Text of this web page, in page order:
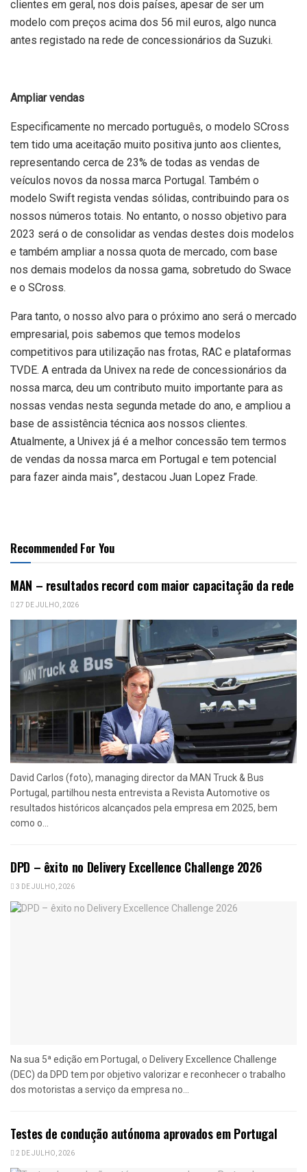
clientes em geral, nos dois países, apesar de ser um
modelo com preços acima dos 56 mil euros, algo nunca
antes registado na rede de concessionários da Suzuki.
Ampliar vendas
Especificamente no mercado português, o modelo SCross
tem tido uma aceitação muito positiva junto aos clientes,
representando cerca de 23% de todas as vendas de
veículos novos da nossa marca Portugal. Também o
modelo Swift regista vendas sólidas, contribuindo para os
nossos números totais. No entanto, o nosso objetivo para
2023 será o de consolidar as vendas destes dois modelos
e também ampliar a nossa quota de mercado, com base
nos demais modelos da nossa gama, sobretudo do Swace
e o SCross.
Para tanto, o nosso alvo para o próximo ano será o mercado
empresarial, pois sabemos que temos modelos
competitivos para utilização nas frotas, RAC e plataformas
TVDE. A entrada da Univex na rede de concessionários da
nossa marca, deu um contributo muito importante para as
nossas vendas nesta segunda metade do ano, e ampliou a
base de assistência técnica aos nossos clientes.
Atualmente, a Univex já é a melhor concessão tem termos
de vendas da nossa marca em Portugal e tem potencial
para fazer ainda mais”, destacou Juan Lopez Frade.
Recommended For You
MAN – resultados record com maior capacitação da rede
27 DE JULHO, 2026
David Carlos (foto), managing director da MAN Truck & Bus
Portugal, partilhou nesta entrevista a Revista Automotive os
resultados históricos alcançados pela empresa em 2025, bem
como o...
DPD – êxito no Delivery Excellence Challenge 2026
3 DE JULHO, 2026
Na sua 5ª edição em Portugal, o Delivery Excellence Challenge
(DEC) da DPD tem por objetivo valorizar e reconhecer o trabalho
dos motoristas a serviço da empresa no...
Testes de condução autónoma aprovados em Portugal
2 DE JULHO, 2026